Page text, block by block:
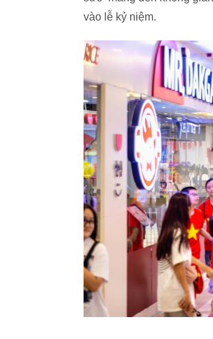
vào lễ kỷ niệm.